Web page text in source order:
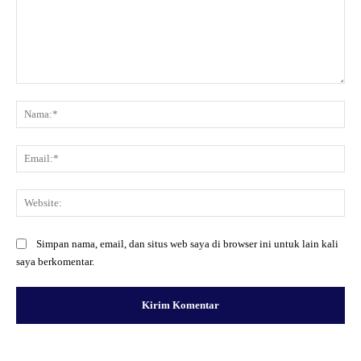
Simpan nama, email, dan situs web saya di browser ini untuk lain kali
saya berkomentar.